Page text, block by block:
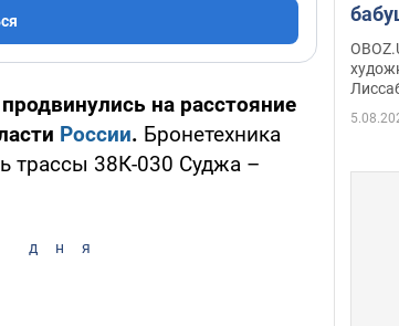
продвинулись на расстояние
России. Бронетехника
трассы 38К-030 Суджа –
дня
сына